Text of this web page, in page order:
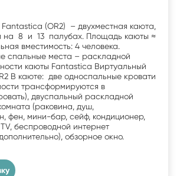
(OR2) – двухместная каюта,
на 8 и 13 палубах. Площадь каюты ≈
вместимость: 4 человека.
спальные места – раскладной
каюты Fantastica Виртуальный
В каюте: две односпальные кровати
трансформируются в
двуспальный раскладной
(раковина, душ,
фен, мини-бар, сейф, кондиционер,
беспроводной интернет
обзорное окно.